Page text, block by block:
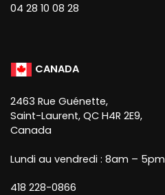
04 28 10 08 28
CANADA
2463 Rue Guénette,
Saint-Laurent, QC H4R 2E9,
Canada
Lundi au vendredi : 8am – 5pm
418 228-0866